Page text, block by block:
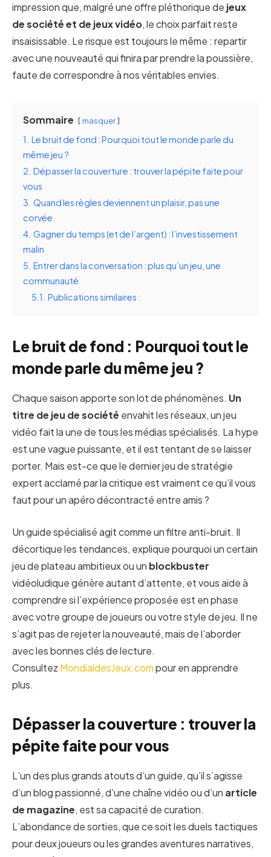
impression que, malgré une offre pléthorique de jeux
de société et de jeux vidéo, le choix parfait reste
insaisissable. Le risque est toujours le même : repartir
avec une nouveauté qui finira par prendre la poussière,
faute de correspondre à nos véritables envies.
Sommaire masquer
1. Le bruit de fond : Pourquoi tout le monde parle du
même jeu ?
2. Dépasser la couverture : trouver la pépite faite pour
vous
3. Quand les règles deviennent un plaisir, pas une
corvée
4. Gagner du temps (et de l’argent) : l’investissement
malin
5. Entrer dans la conversation : plus qu’un jeu, une
communauté
5.1. Publications similaires :
Le bruit de fond : Pourquoi tout le
monde parle du même jeu ?
Chaque saison apporte son lot de phénomènes. Un
titre de jeu de société envahit les réseaux, un jeu
vidéo fait la une de tous les médias spécialisés. La hype
est une vague puissante, et il est tentant de se laisser
porter. Mais est-ce que le dernier jeu de stratégie
expert acclamé par la critique est vraiment ce qu’il vous
faut pour un apéro décontracté entre amis ?
Un guide spécialisé agit comme un filtre anti-bruit. Il
décortique les tendances, explique pourquoi un certain
jeu de plateau ambitieux ou un blockbuster
vidéoludique génère autant d’attente, et vous aide à
comprendre si l’expérience proposée est en phase
avec votre groupe de joueurs ou votre style de jeu. Il ne
s’agit pas de rejeter la nouveauté, mais de l’aborder
avec les bonnes clés de lecture.
Consultez MondialdesJeux.compour en apprendre
plus.
Dépasser la couverture : trouver la
pépite faite pour vous
L’un des plus grands atouts d’un guide, qu’il s’agisse
d’un blog passionné, d’une chaîne vidéo ou d’un article
de magazine, est sa capacité de curation.
L’abondance de sorties, que ce soit les duels tactiques
pour deux joueurs ou les grandes aventures narratives,